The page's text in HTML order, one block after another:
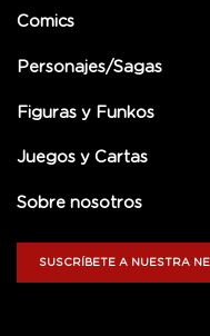
Comics
Personajes/Sagas
Figuras y Funkos
Juegos y Cartas
Sobre nosotros
SUSCRÍBETE A NUESTRA